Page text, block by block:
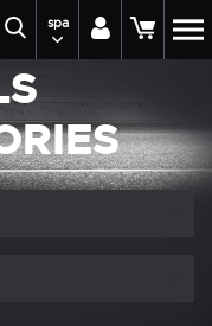
spa